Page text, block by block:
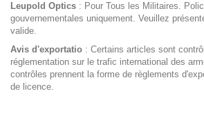
Leupold Optics : Pour Tous les Militaires.
gouvernementales uniquement. Veuillez
valide.
Avis d'exportatio : Certains articles sont
réglementation sur le trafic international des
contrôles prennent la forme de règlements
de licence.